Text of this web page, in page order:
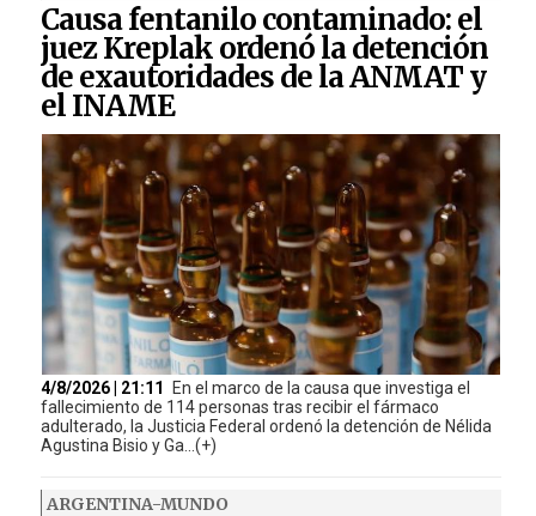
Causa fentanilo contaminado: el
juez Kreplak ordenó la detención
de exautoridades de la ANMAT y
el INAME
4/8/2026 | 21:11
En el marco de la causa que investiga el
fallecimiento de 114 personas tras recibir el fármaco
adulterado, la Justicia Federal ordenó la detención de Nélida
Agustina Bisio y Ga...(+)
ARGENTINA-MUNDO